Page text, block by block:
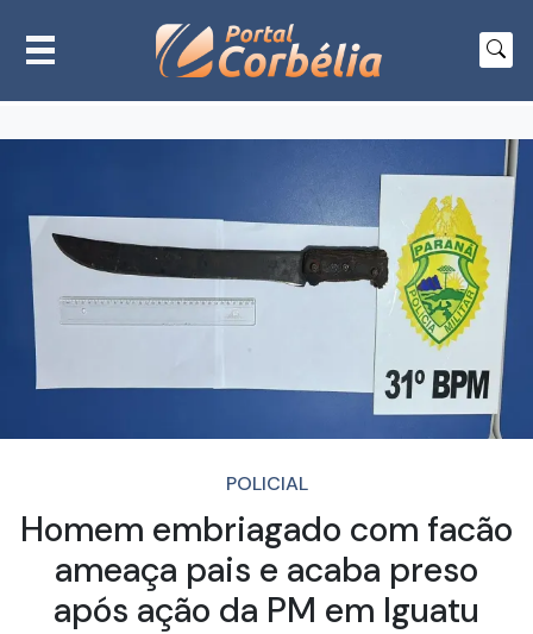
POLICIAL
Homem embriagado com facão
ameaça pais e acaba preso
após ação da PM em Iguatu